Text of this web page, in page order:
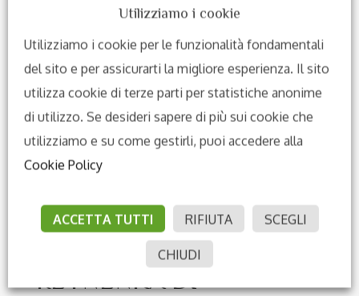
Paloma
Dalia
Madre:
Reine Wolke
Wolkentanz II
Weltmeyer
Lovely
Reinanka
Figaro
Richiedi informazioni su
REYNENKA DI
Utilizziamo i cookie
Utilizziamo i cookie per le funzionalità fondamentali
del sito e per assicurarti la migliore esperienza. Il sito
utilizza cookie di terze parti per statistiche anonime
di utilizzo. Se desideri sapere di più sui cookie che
utilizziamo e su come gestirli, puoi accedere alla
Cookie Policy
ACCETTA TUTTI RIFIUTA SCEGLI
CHIUDI